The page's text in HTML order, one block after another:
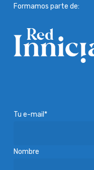
Formamos parte de:
Tu e-mail*
Nombre